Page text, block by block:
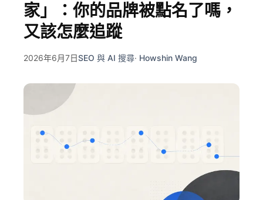
家」：你的品牌被點名了嗎，
又該怎麼追蹤
2026年6月7日SEO 與 AI 搜尋· Howshin Wang